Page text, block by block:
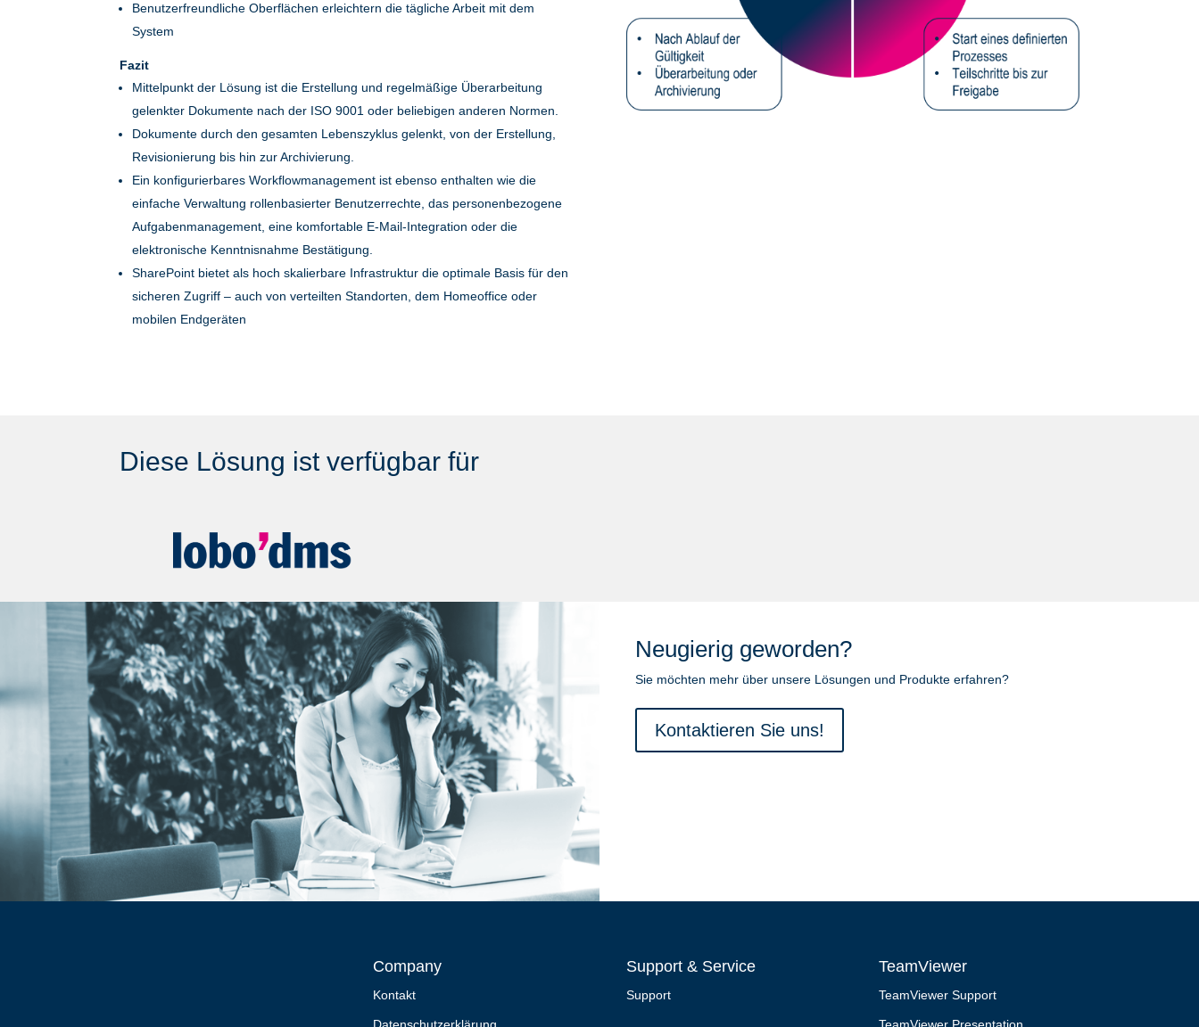
Benutzerfreundliche Oberflächen erleichtern die tägliche Arbeit mit dem
System
Fazit
Mittelpunkt der Lösung ist die Erstellung und regelmäßige Überarbeitung
gelenkter Dokumente nach der ISO 9001 oder beliebigen anderen Normen.
Dokumente durch den gesamten Lebenszyklus gelenkt, von der Erstellung,
Revisionierung bis hin zur Archivierung.
Ein konfigurierbares Workflowmanagement ist ebenso enthalten wie die
einfache Verwaltung rollenbasierter Benutzerrechte, das personenbezogene
Aufgabenmanagement, eine komfortable E-Mail-Integration oder die
elektronische Kenntnisnahme Bestätigung.
SharePoint bietet als hoch skalierbare Infrastruktur die optimale Basis für den
sicheren Zugriff – auch von verteilten Standorten, dem Homeoffice oder
mobilen Endgeräten
Diese Lösung ist verfügbar für
Neugierig geworden?
Sie möchten mehr über unsere Lösungen und Produkte erfahren?
Kontaktieren Sie uns!
Company
Kontakt
Support & Service
Support
TeamViewer
TeamViewer Support